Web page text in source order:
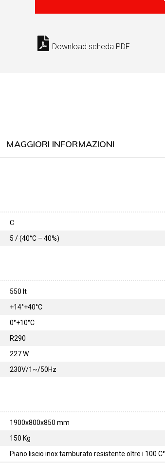
Download scheda PDF
MAGGIORI INFORMAZIONI
C
5 / (40°C – 40%)
550 lt
+14°+40°C
0°+10°C
R290
227 W
230V/1~/50Hz
1900x800x850 mm
150 Kg
Piano liscio inox tamburato resistente oltre i 100 C°